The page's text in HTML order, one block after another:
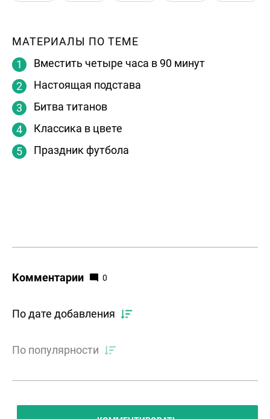
МАТЕРИАЛЫ ПО ТЕМЕ
Вместить четыре часа в 90 минут
Настоящая подстава
Битва титанов
Классика в цвете
Праздник футбола
Комментарии 0
По дате добавления
По популярности